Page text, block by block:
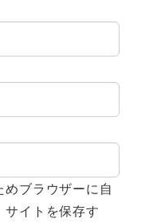
ブラウザーに自
イトを保存す